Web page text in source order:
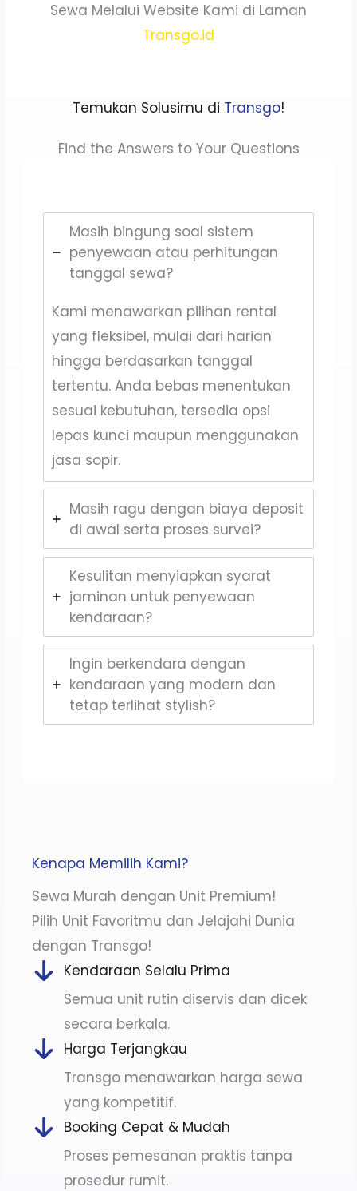
Sewa Melalui Website Kami di Laman
Transgo.id
Temukan Solusimu di Transgo!
Find the Answers to Your Questions
Masih bingung soal sistem
penyewaan atau perhitungan
tanggal sewa?
Kami menawarkan pilihan rental
yang fleksibel, mulai dari harian
hingga berdasarkan tanggal
tertentu. Anda bebas menentukan
sesuai kebutuhan, tersedia opsi
lepas kunci maupun menggunakan
jasa sopir.
Masih ragu dengan biaya deposit
di awal serta proses survei?
Kesulitan menyiapkan syarat
jaminan untuk penyewaan
kendaraan?
Ingin berkendara dengan
kendaraan yang modern dan
tetap terlihat stylish?
Kenapa Memilih Kami?
Sewa Murah dengan Unit Premium!
Pilih Unit Favoritmu dan Jelajahi Dunia
dengan Transgo!
Kendaraan Selalu Prima
Semua unit rutin diservis dan dicek
secara berkala.
Harga Terjangkau
Transgo menawarkan harga sewa
yang kompetitif.
Booking Cepat & Mudah
Proses pemesanan praktis tanpa
prosedur rumit.